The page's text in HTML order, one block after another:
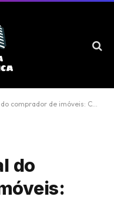
o diferencial competitivo mais relevante para as empresas do setor
do